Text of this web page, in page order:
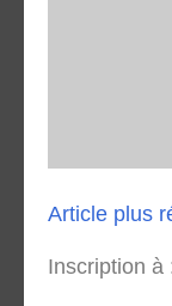
Article plus
Inscription à